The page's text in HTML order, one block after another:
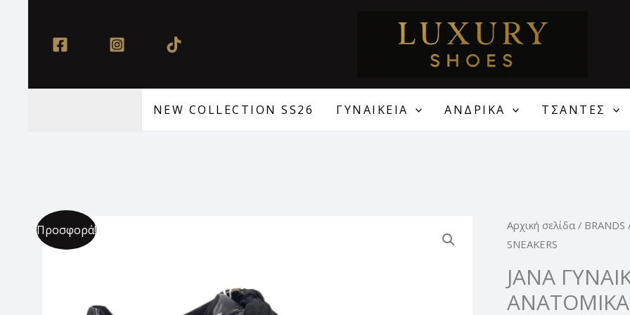
περιεχόμενο
NEW COLLECTION SS26 ΓΥΝΑΙΚΕΙΑ ΑΝΔΡΙΚΑ ΤΣΑΝΤΕΣ
Προσφορά! Αρχική σελίδα/ BRANDS
SNEAKERS
JANA
ΑΝΑΤΟΜΙΚΑ
Original
69,00 €.
JANA
ΓΥΝΑΙΚΕΙΑ
ΑΝΑΤΟΜΙΚΑ
SNEAKERS